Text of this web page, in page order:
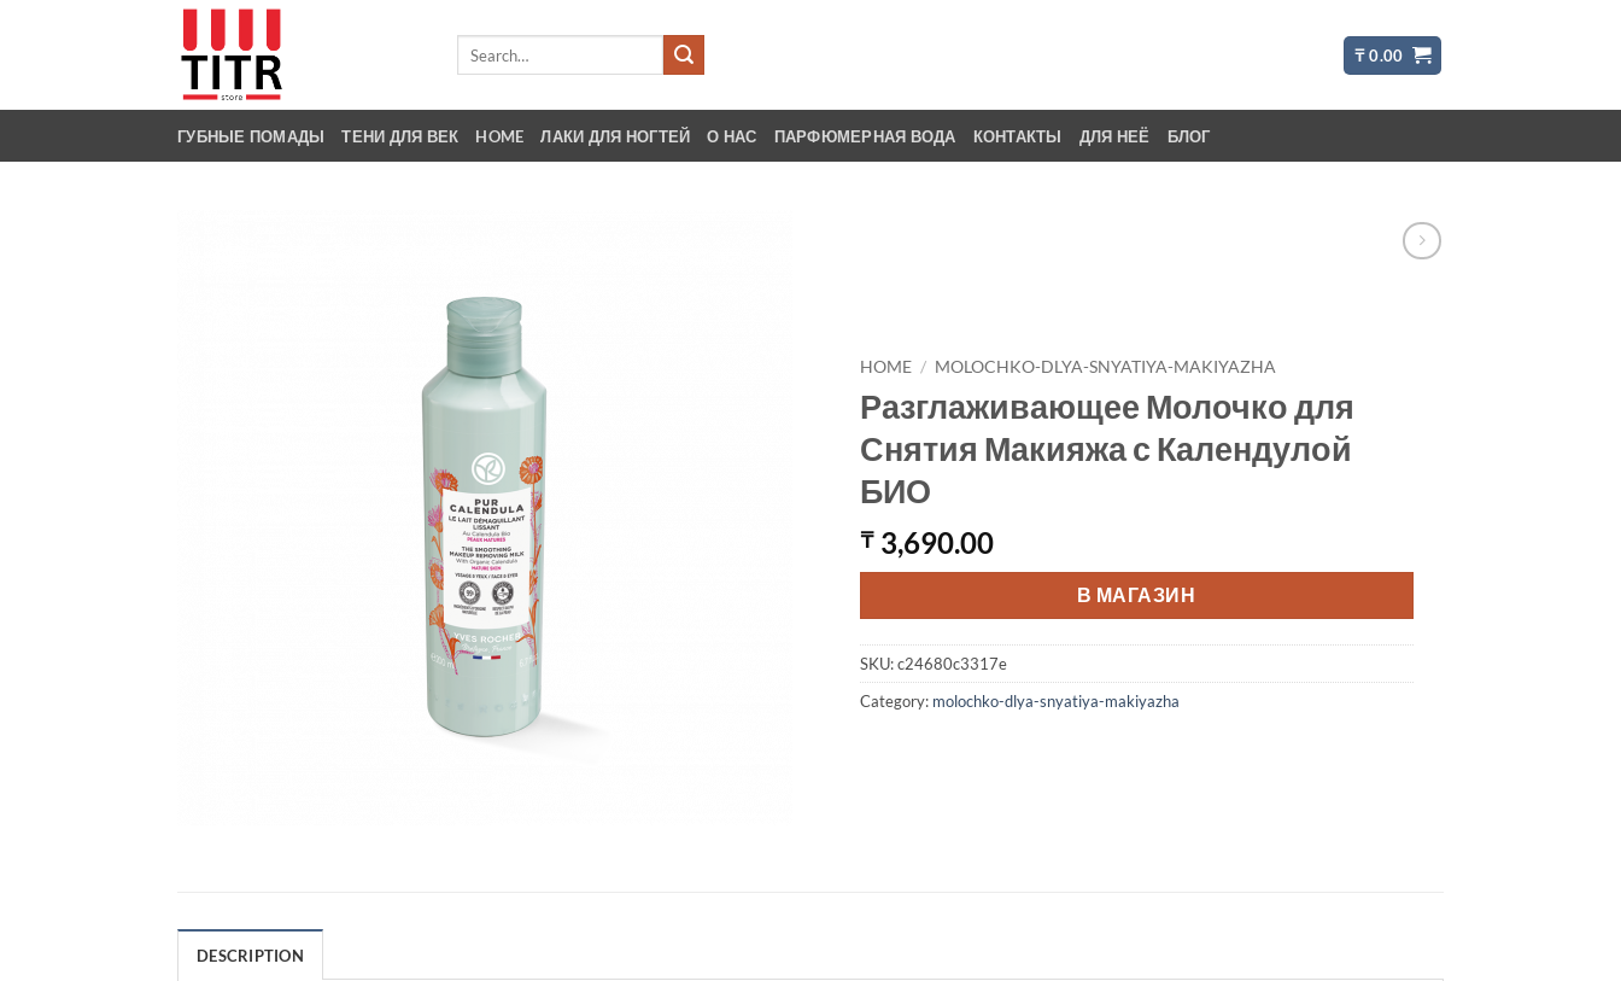
₸0.00
ГУБНЫЕ ПОМАДЫ ТЕНИ ДЛЯ ВЕК HOME ЛАКИ ДЛЯ НОГТЕЙ О НАС ПАРФЮМЕРНАЯ ВОДА КОНТАКТЫ ДЛЯ НЕЁ БЛОГ
HOME / MOLOCHKO-DLYA-SNYATIYA-MAKIYAZHA
Разглаживающее Молочко для
Снятия Макияжа с Календулой
БИО
₸3,690.00
В МАГАЗИН
SKU:c24680c3317e
Category: molochko-dlya-snyatiya-makiyazha
DESCRIPTION